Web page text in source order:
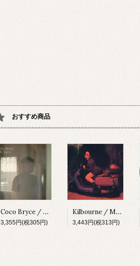
おすすめ商品
Coco Bryce / My Space [PRSPCT299][2023]
3,355円(税305円)
Kilbourne / Milkshake [PRSPCT304][2023]
3,443円(税313円)